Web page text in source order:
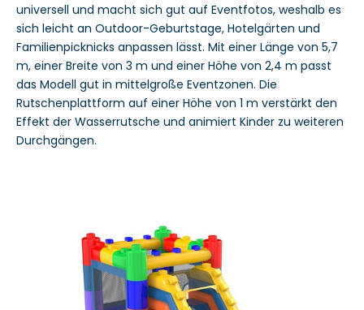
universell und macht sich gut auf Eventfotos, weshalb es
sich leicht an Outdoor-Geburtstage, Hotelgärten und
Familienpicknicks anpassen lässt. Mit einer Länge von 5,7
m, einer Breite von 3 m und einer Höhe von 2,4 m passt
das Modell gut in mittelgroße Eventzonen. Die
Rutschenplattform auf einer Höhe von 1 m verstärkt den
Effekt der Wasserrutsche und animiert Kinder zu weiteren
Durchgängen.